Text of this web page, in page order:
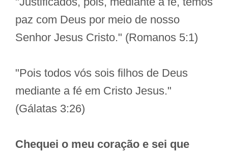
paz com Deus por meio de nosso
Senhor Jesus Cristo." (Romanos 5:1)
"Pois todos vós sois filhos de Deus
mediante a fé em Cristo Jesus."
(Gálatas 3:26)
Chequei o meu coração e sei que